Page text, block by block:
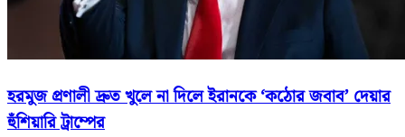
হরমুজ প্রণালী দ্রুত খুলে না দিলে ইরানকে ‘কঠোর জবাব’ দেয়ার
হুঁশিয়ারি ট্রাম্পের